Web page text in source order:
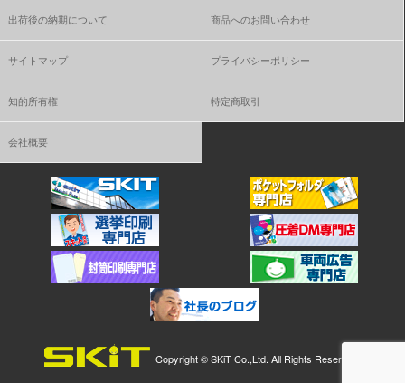
出荷後の納期について 商品へのお問い合わせ
サイトマップ プライバシーポリシー
知的所有権 特定商取引
会社概要
Copyright ©SKiT Co.,Ltd. All Rights Reserved.